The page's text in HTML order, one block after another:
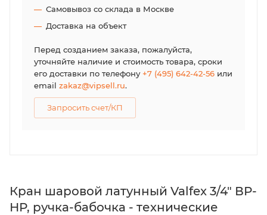
Самовывоз со склада в Москве
Доставка на объект
Перед созданием заказа, пожалуйста,
уточняйте наличие и стоимость товара, сроки
его доставки по телефону+7 (495) 642-42-56 или
email zakaz@vipsell.ru.
Запросить счет/КП
Кран шаровой латунный Valfex 3/4" ВР-
НР, ручка-бабочка - технические